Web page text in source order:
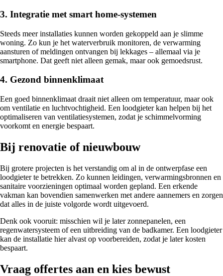
3. Integratie met smart home-systemen
Steeds meer installaties kunnen worden gekoppeld aan je slimme
woning. Zo kun je het waterverbruik monitoren, de verwarming
aansturen of meldingen ontvangen bij lekkages – allemaal via je
smartphone. Dat geeft niet alleen gemak, maar ook gemoedsrust.
4. Gezond binnenklimaat
Een goed binnenklimaat draait niet alleen om temperatuur, maar ook
om ventilatie en luchtvochtigheid. Een loodgieter kan helpen bij het
optimaliseren van ventilatiesystemen, zodat je schimmelvorming
voorkomt en energie bespaart.
Bij renovatie of nieuwbouw
Bij grotere projecten is het verstandig om al in de ontwerpfase een
loodgieter te betrekken. Zo kunnen leidingen, verwarmingsbronnen en
sanitaire voorzieningen optimaal worden gepland. Een erkende
vakman kan bovendien samenwerken met andere aannemers en zorgen
dat alles in de juiste volgorde wordt uitgevoerd.
Denk ook vooruit: misschien wil je later zonnepanelen, een
regenwatersysteem of een uitbreiding van de badkamer. Een loodgieter
kan de installatie hier alvast op voorbereiden, zodat je later kosten
bespaart.
Vraag offertes aan en kies bewust